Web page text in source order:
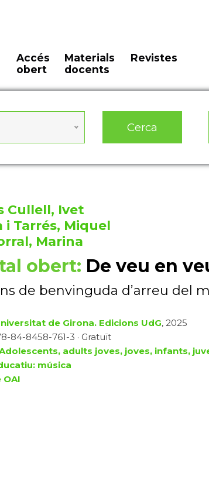
Accés
obert
Materials
docents
Revistes
Cerca
Cullell, Ivet
i Tarrés, Miquel
Marina
obert: De veu en
de benvinguda d’arreu del
de Girona. Edicions UdG, 2025
84-8458-761-3 · Gratuït
adults joves, joves, infants,
música
OAI